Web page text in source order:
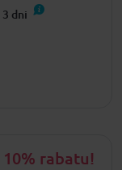
3 dni
10% rabatu!